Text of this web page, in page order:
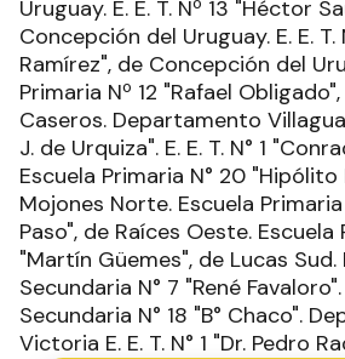
Uruguay. E. E. T. Nº 13 "Héctor
Concepción del Uruguay. E. E. T.
Ramírez", de Concepción del
Primaria Nº 12 "Rafael
Caseros. Departamento
J. de Urquiza". E. E. T. N° 1
Escuela Primaria N° 20
Mojones Norte. Escuela
Paso", de Raíces Oeste. Escuela
"Martín Güemes", de Lucas Sud.
Secundaria N° 7 "René
Secundaria N° 18 "B° Chaco".
Victoria E. E. T. N° 1 "Dr. Pedro